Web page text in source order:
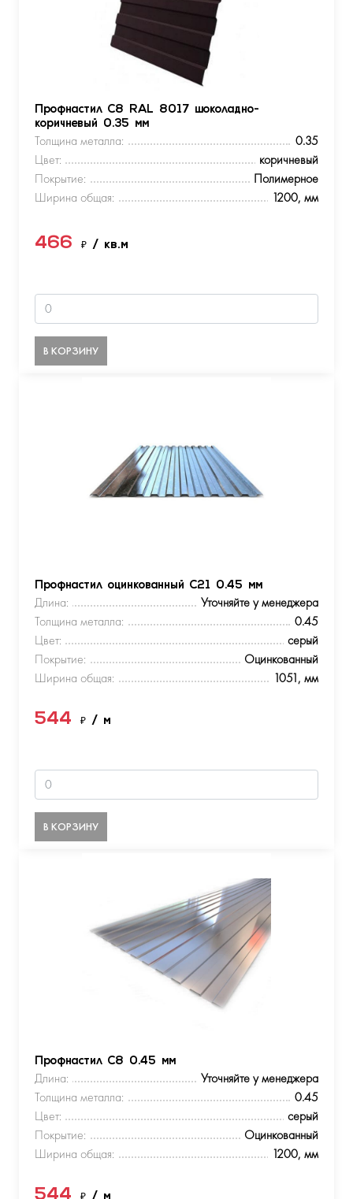
Профнастил С8 RAL 8017 шоколадно-
коричневый 0.35 мм
Толщина металла:
0.35
Цвет:
коричневый
Покрытие:
Полимерное
Ширина общая:
1200, мм
466 ₽ / кв.м
В КОРЗИНУ
Профнастил оцинкованный С21 0.45 мм
Длина:
Уточняйте у менеджера
Толщина металла:
0.45
Цвет:
серый
Покрытие:
Оцинкованный
Ширина общая:
1051, мм
544 ₽ / м
В КОРЗИНУ
Профнастил С8 0.45 мм
Длина:
Уточняйте у менеджера
Толщина металла:
0.45
Цвет:
серый
Покрытие:
Оцинкованный
Ширина общая:
1200, мм